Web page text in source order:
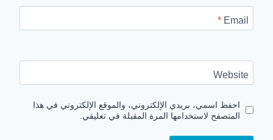
Email
*
Website
احفظ اسمي، بريدي الإلكتروني، والموقع الإلكتروني في هذا
المتصفح لاستخدامها المرة المقبلة في تعليقي.